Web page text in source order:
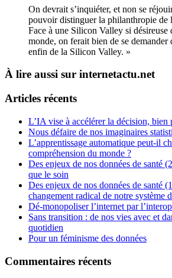
On devrait s’inquiéter, et non se
pouvoir distinguer la philanthropie de
Face à une Silicon Valley si désireuse
monde, on ferait bien de se demander
enfin de la Silicon Valley. »
À lire aussi sur internetactu.net
Articles récents
L’IA vise à accélérer la décision, bien
Nous défaire de nos imaginaires
L’apprentissage automatique peut-il
compréhension du monde ?
Des enjeux de nos données de santé
que le soin
Des enjeux de nos données de santé
changement radical de notre système
Dé-monopoliser l’internet par
Sans transition : de nos vies avec et
quotidien
Pour un féminisme des données
Commentaires récents